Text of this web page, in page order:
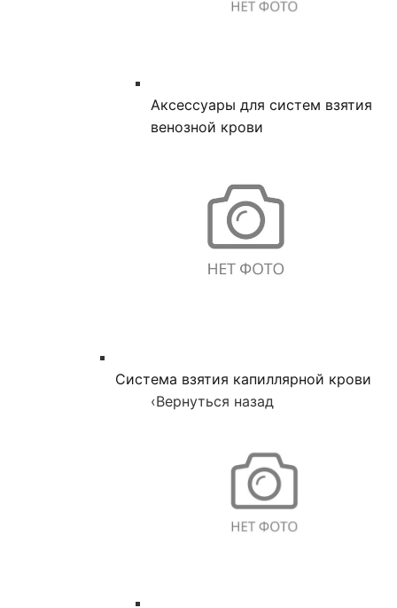
Аксессуары для систем взятия
венозной крови
Система взятия капиллярной крови
‹Вернуться назад